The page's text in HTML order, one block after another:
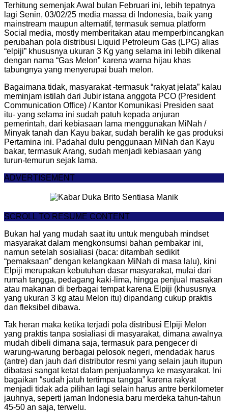
Terhitung semenjak Awal bulan Februari ini, lebih tepatnya
lagi Senin, 03/02/25 media massa di Indonesia, baik yang
mainstream maupun alternatif, termasuk semua platform
Social media, mostly memberitakan atau memperbincangkan
perubahan pola distribusi Liquid Petroleum Gas (LPG) alias
“elpiji” khususnya ukuran 3 Kg yang selama ini lebih dikenal
dengan nama “Gas Melon” karena warna hijau khas
tabungnya yang menyerupai buah melon.
Bagaimana tidak, masyarakat -termasuk “rakyat jelata” kalau
meminjam istilah dari Jubir istana anggota PCO (President
Communication Office) / Kantor Komunikasi Presiden saat
itu- yang selama ini sudah patuh kepada anjuran
pemerintah, dari kebiasaan lama menggunakan MiNah /
Minyak tanah dan Kayu bakar, sudah beralih ke gas produksi
Pertamina ini. Padahal dulu penggunaan MiNah dan Kayu
bakar, termasuk Arang, sudah menjadi kebiasaan yang
turun-temurun sejak lama.
ADVERTISEMENT
SCROLL TO RESUME CONTENT
Bukan hal yang mudah saat itu untuk mengubah mindset
masyarakat dalam mengkonsumsi bahan pembakar ini,
namun setelah sosialiasi (baca: ditambah sedikit
“pemaksaan” dengan kelangkaan MiNah di masa lalu), kini
Elpiji merupakan kebutuhan dasar masyarakat, mulai dari
rumah tangga, pedagang kaki-lima, hingga penjual masakan
atau makanan di berbagai tempat karena Elpiji (khususnya
yang ukuran 3 kg atau Melon itu) dipandang cukup praktis
dan fleksibel dibawa.
Tak heran maka ketika terjadi pola distribusi Elpiji Melon
yang praktis tanpa sosialiasi di masyarakat, dimana awalnya
mudah dibeli dimana saja, termasuk para pengecer di
warung-warung berbagai pelosok negeri, mendadak harus
(antre) dan jauh dari distributor resmi yang selain jauh itupun
dibatasi sangat ketat dalam penjualannya ke masyarakat. Ini
bagaikan “sudah jatuh tertimpa tangga” karena rakyat
menjadi tidak ada pilihan lagi selain harus antre berkilometer
jauhnya, seperti jaman Indonesia baru merdeka tahun-tahun
45-50 an saja, terwelu.